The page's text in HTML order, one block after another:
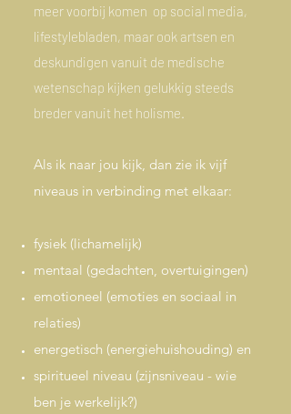
meer voorbij komen op social media,
lifestylebladen, maar ook artsen en
deskundigen vanuit de medische
wetenschap kijken gelukkig steeds
breder vanuit het holisme.
Als ik naar jou kijk, dan zie ik vijf
niveaus in verbinding met elkaar:
fysiek (lichamelijk)
mentaal (gedachten, overtuigingen)
emotioneel (emoties en sociaal in
relaties)
energetisch (energiehuishouding) en
spiritueel niveau (zijnsniveau - wie
ben je werkelijk?)